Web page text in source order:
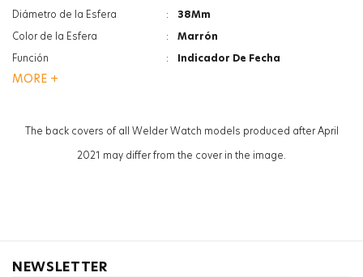
Diámetro de la Esfera
:
38Mm
Color de la Esfera
:
Marrón
Función
:
Indicador De Fecha
Grosor de la caja
Tipo De Cristal
Minerale
MORE +
The back covers of all Welder Watch models produced after April
2021 may differ from the cover in the image.
NEWSLETTER